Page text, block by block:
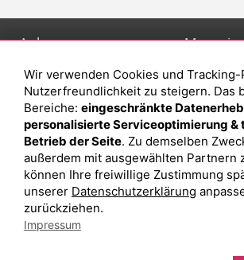
Anlage
Depot eröffnen
Depot vergleichen
Junior Depot
Top-Seller-Fonds
Top-Fonds
Fonds-Suche
Magazin
Was sind
Sparplan
Was ist
Wir verwenden Cookies und Tracking-
Nutzerfreundlichkeit zu steigern. Das
Bereiche: eingeschränkte
personalisierte Serviceoptimierung &
Betrieb der Seite. Zu demselben
außerdem mit ausgewählten Partnern
können Ihre freiwillige Zustimmung
unserer Datenschutzerklärung
zurückziehen.
Impressum